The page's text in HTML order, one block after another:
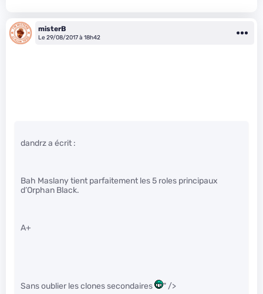
misterB
Le 29/08/2017 à 18h42
dandrz a écrit :
Bah Maslany tient parfaitement les 5 roles principaux
d’Orphan Black.
A+
Sans oublier les clones secondaires " />